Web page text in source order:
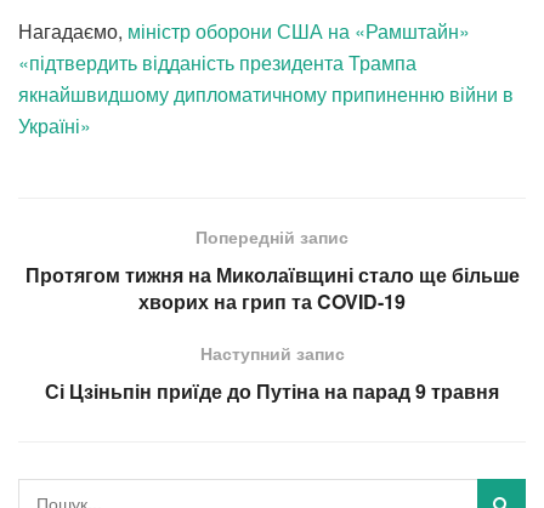
Нагадаємо, міністр оборони США на «Рамштайн»
«підтвердить відданість президента Трампа
якнайшвидшому дипломатичному припиненню війни в
Україні»
Попередній запис
Протягом тижня на Миколаївщині стало ще більше
хворих на грип та COVID-19
Наступний запис
Сі Цзіньпін приїде до Путіна на парад 9 травня